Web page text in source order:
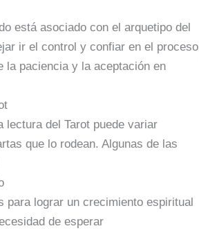
está asociado con el arquetipo del
ir el control y confiar en el proceso
la paciencia y la aceptación en
lectura del Tarot puede variar
que lo rodean. Algunas de las
para lograr un crecimiento espiritual
de esperar